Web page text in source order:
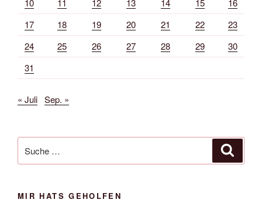
10 11 12 13 14 15
16
17
18 19 20 21 22
23
24
25 26 27 28 29
30
31
« Juli Sep. »
nach:
MIR HATS GEHOLFEN